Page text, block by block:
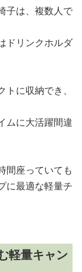
子は、複数人で
ドリンクホルダ
に収納でき、
ムに大活躍間違
間座っていても
に最適な軽量チ
軽量キャン